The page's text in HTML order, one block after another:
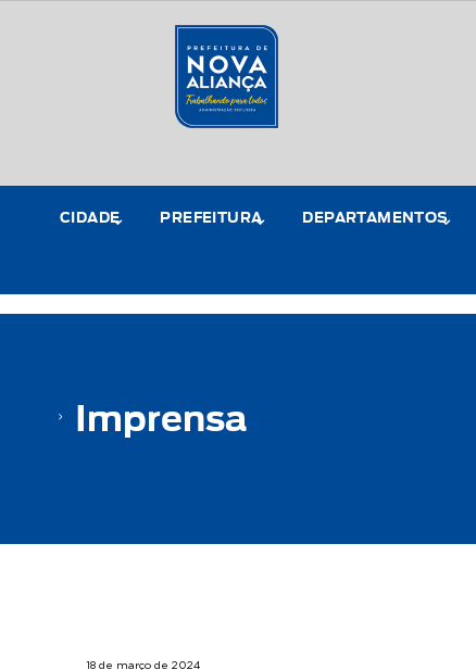
CIDADE PREFEITURA DEPARTAMENTOS
Imprensa
18 de março de 2024